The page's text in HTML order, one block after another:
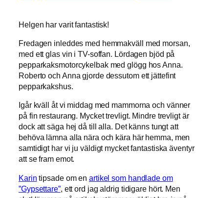
Helgen har varit fantastisk!
Fredagen inleddes med hemmakväll med morsan,
med ett glas vin i TV-soffan. Lördagen bjöd på
pepparkaksmotorcykelbak med glögg hos Anna.
Roberto och Anna gjorde dessutom ett jättefint
pepparkakshus.
Igår kväll åt vi middag med mammorna och vänner
på fin restaurang. Mycket trevligt. Mindre trevligt är
dock att säga hej då till alla. Det känns tungt att
behöva lämna alla nära och kära här hemma, men
samtidigt har vi ju väldigt mycket fantastiska äventyr
att se fram emot.
Karin tipsade om enartikel som handlade om
”Gypsettare”, ett ord jag aldrig tidigare hört. Men